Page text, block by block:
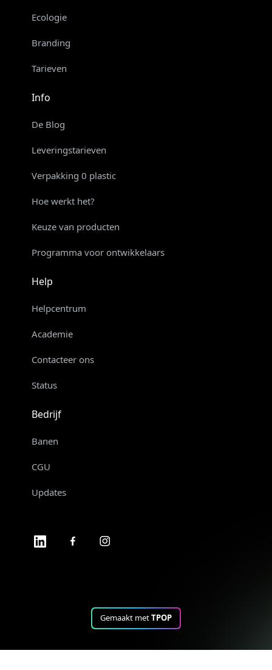
Ecologie
Branding
Tarieven
Info
De Blog
Leveringstarieven
Verpakking 0 plastic
Hoe werkt het?
Keuze van producten
Programma voor ontwikkelaars
Help
Helpcentrum
Academie
Contacteer ons
Status
Bedrijf
Banen
CGU
Updates
Gemaakt metTPOP